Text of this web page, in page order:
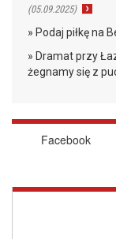
(05.09.2025)
» Podaj piłkę na
» Dramat przy
żegnamy się z
Facebook